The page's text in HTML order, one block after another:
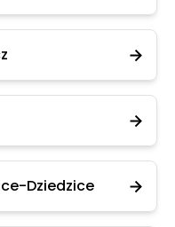
Dziedzice